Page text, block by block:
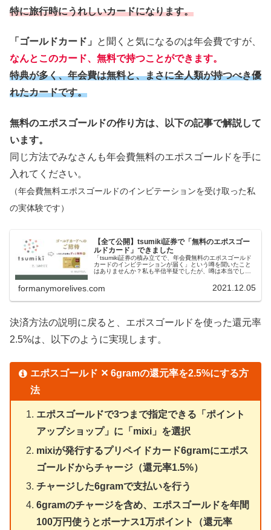
特に旅行時にうれしいカードになります。
「ゴールドカード」
と聞くと気になるのは年会費ですが、
なんとこのカード、無料で持つことができます。
特典が多く、年会費は無料と、まさに全人類が持つべき優
れたカードです。
無料のエポスゴールドの作り方は、以下の記事で解説して
います。
同じ方法でみなさんも年会費無料のエポスゴールドを手に
入れてください。
（年会費無料エポスゴールドのインビテーションを受け取った私
の実体験です）
【全て公開】tsumiki証券で「無料のエポスゴー
ルドカード」できました
「tsumiki証券の積み立てで、年会費無料のエポスゴールド
カードのインビテーションが届く」という噂を聞いたこと
はありませんか？私も半信半疑でしたが、噂は本当でし
formanymorelives.com 2021.12.05
決済方法の説明に戻ると、エポスゴールドを使った還元率
2.5%は、以下のように実現します。
エポスゴールド ✕ 6gramの還元率を2.5%にする方
法
エポスゴールドで3つまで指定できる「ポイント
アップショップ」に「mixi」を選択
mixiが発行するプリペイドカード6gramにエポス
ゴールドからチャージ（還元率1.5%）
チャージした6gramで支払いを行う
6gramのチャージを含め、エポスゴールドを年間
100万円使うとボーナス1万ポイント（還元率